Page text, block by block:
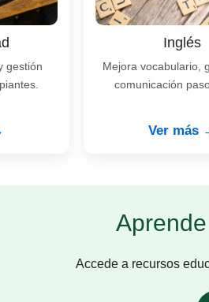
gestión
Inglés
Mejora vocabulario,
comunicación
Ver más
Accede a recursos